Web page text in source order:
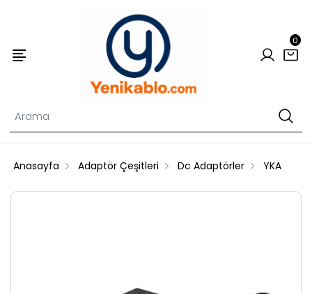
0
Anasayfa Adaptör Çeşitleri Dc Adaptörler YKA